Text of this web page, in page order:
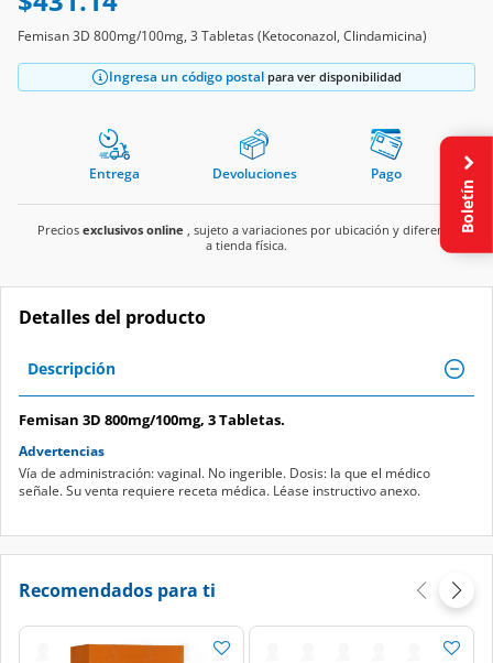
Femisan 3D 800mg/100mg, 3 Tabletas (Ketoconazol, Clindamicina)
Ingresa un código postal para ver disponibilidad
Entrega Devoluciones Pago
Precios exclusivos online , sujeto a variaciones por ubicación y diferente
a tienda física.
Detalles del producto
Descripción
Femisan 3D 800mg/100mg, 3 Tabletas.
Advertencias
Vía de administración: vaginal. No ingerible. Dosis: la que el médico
señale. Su venta requiere receta médica. Léase instructivo anexo.
Recomendados para ti
Boletín